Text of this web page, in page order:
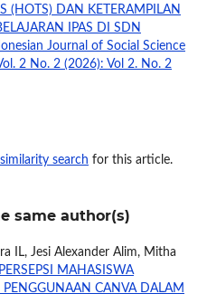
(HOTS) DAN KETERAMPILAN
IPAS DI SDN
Journal of Social Science
2 No. 2 (2026): Vol 2. No. 2
search for this article.
same author(s)
IL, Jesi Alexander Alim, Mitha
MAHASISWA
PENGGUNAAN CANVA DALAM